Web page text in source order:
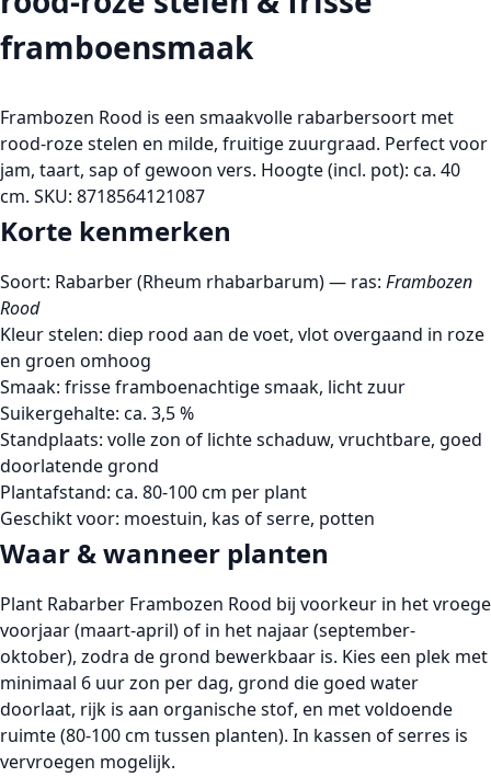
framboensmaak
Frambozen Rood is een smaakvolle rabarbersoort met
rood-roze stelen en milde, fruitige zuurgraad. Perfect voor
jam, taart, sap of gewoon vers. Hoogte (incl. pot): ca. 40
cm. SKU: 8718564121087
Korte kenmerken
Soort: Rabarber (Rheum rhabarbarum) — ras: Frambozen
Rood
Kleur stelen: diep rood aan de voet, vlot overgaand in roze
en groen omhoog
Smaak: frisse framboenachtige smaak, licht zuur
Suikergehalte: ca. 3,5 %
Standplaats: volle zon of lichte schaduw, vruchtbare, goed
doorlatende grond
Plantafstand: ca. 80-100 cm per plant
Geschikt voor: moestuin, kas of serre, potten
Waar & wanneer planten
Plant Rabarber Frambozen Rood bij voorkeur in het vroege
voorjaar (maart-april) of in het najaar (september-
oktober), zodra de grond bewerkbaar is. Kies een plek met
minimaal 6 uur zon per dag, grond die goed water
doorlaat, rijk is aan organische stof, en met voldoende
ruimte (80-100 cm tussen planten). In kassen of serres is
vervroegen mogelijk.